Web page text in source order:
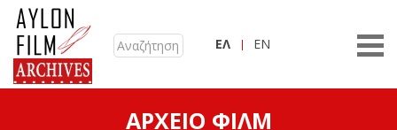
ΕΛ EN
ΑΡΧΕΊΟ ΦΙΛΜ